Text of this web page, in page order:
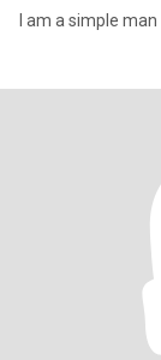
I am a simple man